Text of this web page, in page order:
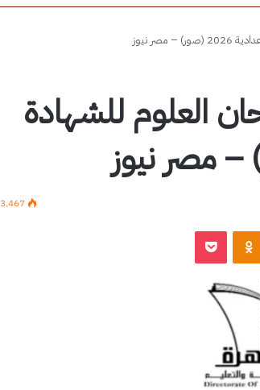
نيوز
العلوم للشهادة
3٬467